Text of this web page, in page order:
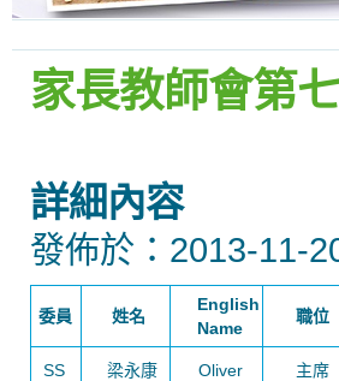
家長教師會第
詳細內容
發佈於：2013-11-
委員 姓名
English
Name
職位
SS 梁永康 Oliver 主席